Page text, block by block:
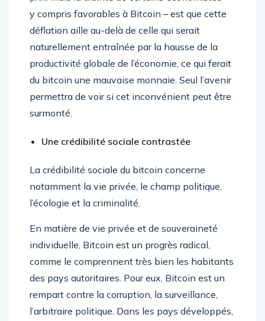
y compris favorables à Bitcoin – est que cette
déflation aille au-delà de celle qui serait
naturellement entraînée par la hausse de la
productivité globale de l’économie, ce qui ferait
du bitcoin une mauvaise monnaie. Seul l’avenir
permettra de voir si cet inconvénient peut être
surmonté.
Une crédibilité sociale contrastée
La crédibilité sociale du bitcoin concerne
notamment la vie privée, le champ politique,
l’écologie et la criminalité.
En matière de vie privée et de souveraineté
individuelle, Bitcoin est un progrès radical,
comme le comprennent très bien les habitants
des pays autoritaires. Pour eux, Bitcoin est un
rempart contre la corruption, la surveillance,
l’arbitraire politique. Dans les pays développés,